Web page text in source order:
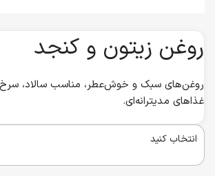
روغن زیتون و کنجد
روغن‌های سبک و خوش‌عطر، مناسب سالاد،
غذاهای مدیترانه‌ای.
انتخاب کنید